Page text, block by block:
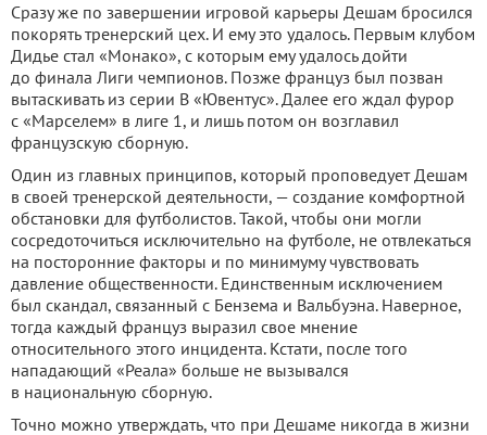
Сразу же по завершении игровой карьеры Дешам бросился
покорять тренерский цех. И ему это удалось. Первым клубом
Дидье стал «Монако», с которым ему удалось дойти
до финала Лиги чемпионов. Позже француз был позван
вытаскивать из серии B «Ювентус». Далее его ждал фурор
с «Марселем» в лиге 1, и лишь потом он возглавил
французскую сборную.
Один из главных принципов, который проповедует Дешам
в своей тренерской деятельности, — создание комфортной
обстановки для футболистов. Такой, чтобы они могли
сосредоточиться исключительно на футболе, не отвлекаться
на посторонние факторы и по минимуму чувствовать
давление общественности. Единственным исключением
был скандал, связанный с Бензема и Вальбуэна. Наверное,
тогда каждый француз выразил свое мнение
относительного этого инцидента. Кстати, после того
нападающий «Реала» больше не вызывался
в национальную сборную.
Точно можно утверждать, что при Дешаме никогда в жизни